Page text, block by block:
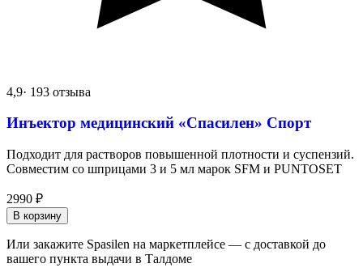
4,9· 193 отзыва
Инъектор медицинский «Спасилен» Спорт
Подходит для растворов повышенной плотности и суспензий.
Совместим со шприцами 3 и 5 мл марок SFM и PUNTOSET
2990 ₽
В корзину
Или закажите Spasilen на маркетплейсе — с доставкой до
вашего пункта выдачи в Талдоме